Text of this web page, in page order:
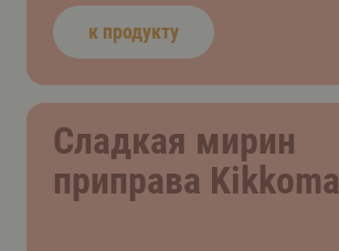
к продукту
Сладкая мирин
приправа